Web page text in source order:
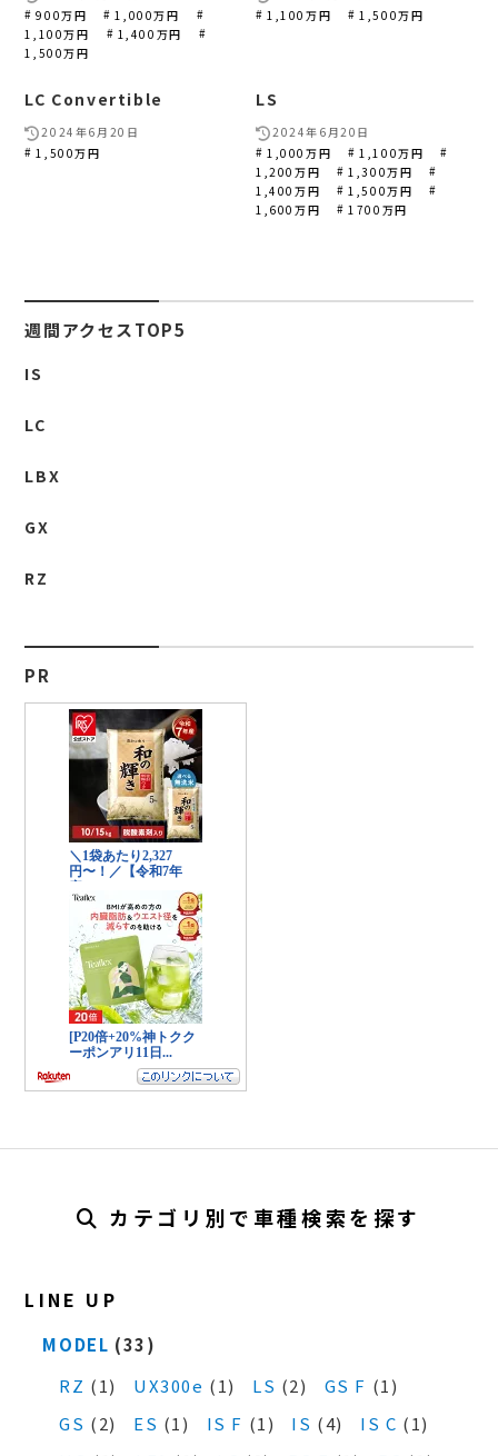
900万円
1,000万円
1,100万円
1,400万円
1,500万円
1,100万円
1,500万円
LC Convertible
2024年6月20日
1,500万円
LS
2024年6月20日
1,000万円
1,100万円
1,200万円
1,300万円
1,400万円
1,500万円
1,600万円
1700万円
週間アクセスTOP5
IS
LC
LBX
GX
RZ
PR
カテゴリ別で車種検索を探す
LINE UP
MODEL (33)
RZ (1) UX300e (1) LS (2) GS F (1)
GS (2) ES (1) IS F (1) IS (4) IS C (1)